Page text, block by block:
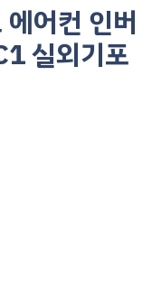
어컨 인버
실외기포